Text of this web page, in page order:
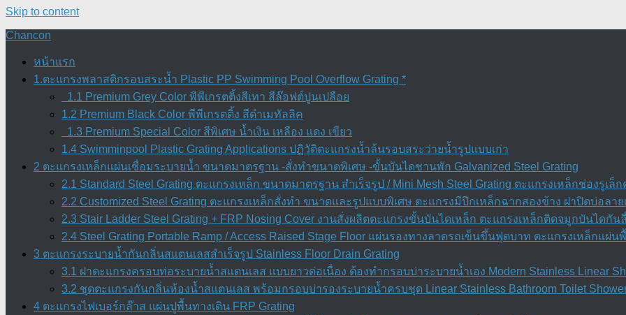
Skip to content
Chancon
หน้าแรก
1.ตะแกรงพลาสติกรอบสระน้ำ Plastic PP Swimming Pool Overflow Grating *
1.1 Premium Grey Color พีพีเกรตติ้งสีเทา สีล๊อฟต์ปูนเปลือย
1.2 Premium Black Color พีพีเกรตติ้ง สีดำเมทัลลิค
1.3 Premium Special Color สีพิเศษ น้ำเงิน เหลือง แดง เขียว
1.4 Swimminpool Plastic Grating Applications ปฏิวัติตะแกรงน้ำล้นรอบสระว่ายน้ำรูปแบบเก่า
2 ตะแกรงเหล็กแผ่นเชื่อมระบายน้ำ ขนาดมาตรฐาน -สั่งทำขนาดพิเศษ -ขั้นบันไดชานพัก Galvanized Steel Grating
2.1 Standard Steel Grating ตะแกรงเหล็ก ขนาดมาตรฐาน สำเร็จรูป / Mini Mesh Steel Grating ตะแกรงเหล็กช่องรูเ
2.2 Customized Steel Grating ตะแกรงเหล็กสั่งทำ ขนาดและรูปแบบพิเศษ ตะแกรงมีปีกเหล็กฉากสองข้าง ฝาปิดบ่อลาย
2.3 Stair Ladder Steel Grating + FRP Nosing Cover งานสั่งผลิตตะแกรงขั้นบันไดเหล็ก ตะแกรงเหล็กติดจมูกบันไดกัน
2.4 Steel Grating Portable Ramp / Access Raised Stage Floor แผ่นรองทางลาดรถเข็นขึ้นฟุตบาท ตะแกรงเหล็กแผ่น
3 ตะแกรงระบายน้ำกันกลิ่นสแตนเลสสำเร็จรูป Stainless Floor Drain Grating
3.1 ฝาตะแกรงครอบท่อระบายน้ำสแตนเลส แบบยาวต่อเนื่อง ต้องทำกรอบบ่าระบายน้ำเอง Modern Stainless Linear
3.2 ชุดตะแกรงกันกลิ่นห้องน้ำสแตนเลส พร้อมกรอบบ่ารองระบายน้ำครบชุด Linear Stainless Bathroom Toilet
4 ตะแกรงไฟเบอร์กล๊าส แผ่นปูพื้นทางเดิน FRP Grating